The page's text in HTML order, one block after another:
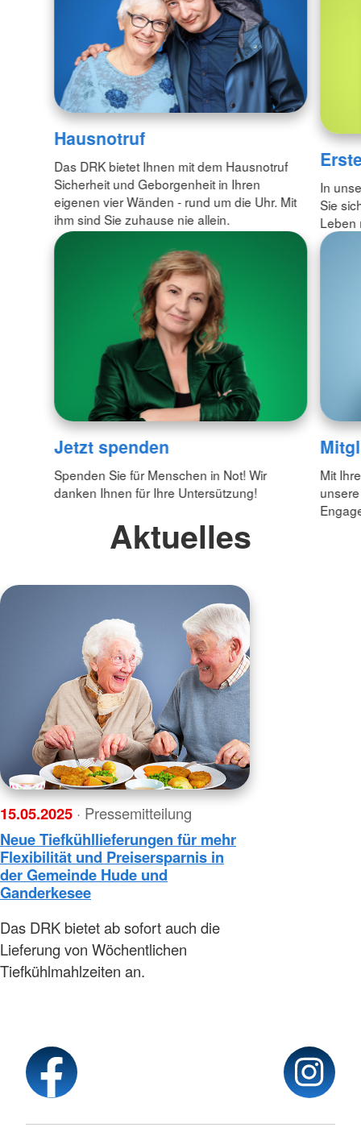
Hausnotruf
Das DRK bietet Ihnen mit dem Hausnotruf
Sicherheit und Geborgenheit in Ihren
eigenen vier Wänden - rund um die Uhr. Mit
ihm sind Sie zuhause nie allein.
In
Sie
Leben
Jetzt spenden
Spenden Sie für Menschen in Not! Wir
danken Ihnen für Ihre Untersützung!
Mit
Aktuelles
15.05.2025 · Pressemitteilung
Neue Tiefkühllieferungen für mehr
Flexibilität und Preisersparnis in
der Gemeinde Hude und
Ganderkesee
Das DRK bietet ab sofort auch die
Lieferung von Wöchentlichen
Tiefkühlmahlzeiten an.